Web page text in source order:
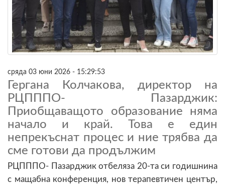
сряда 03 юни 2026 - 15:29:53
Гергана Колчакова, директор на
РЦПППО- Пазарджик:
Приобщаващото образование няма
начало и край. Това е един
непрекъснат процес и ние трябва да
сме готови да продължим
РЦПППО- Пазарджик отбеляза 20-та си годишнина
с мащабна конференция, нов терапевтичен център,